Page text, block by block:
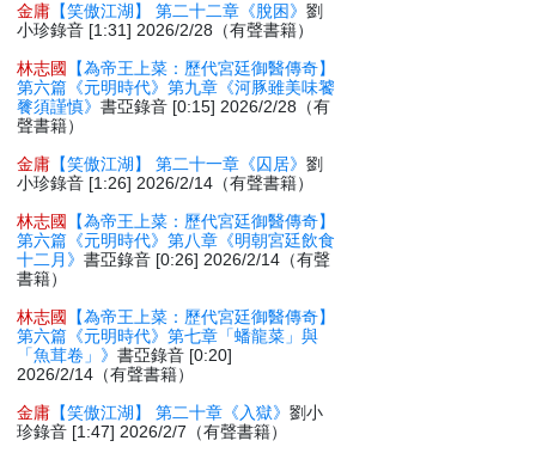
金庸 【笑傲江湖】 第二十二章《脫困》劉
小珍錄音 [1:31] 2026/2/28（有聲書籍）
林志國
【為帝王上菜：歷代宮廷御醫傳奇】
第六篇《元明時代》第九章《河豚雖美味饕
餮須謹慎》書亞錄音 [0:15] 2026/2/28（有
聲書籍）
金庸 【笑傲江湖】 第二十一章《囚居》劉
小珍錄音 [1:26] 2026/2/14（有聲書籍）
林志國
【為帝王上菜：歷代宮廷御醫傳奇】
第六篇《元明時代》第八章《明朝宮廷飲食
十二月》書亞錄音 [0:26] 2026/2/14（有聲
書籍）
林志國
【為帝王上菜：歷代宮廷御醫傳奇】
第六篇《元明時代》第七章「蟠龍菜」與
「魚茸卷」》書亞錄音 [0:20]
2026/2/14（有聲書籍）
金庸 【笑傲江湖】 第二十章《入獄》劉小
珍錄音 [1:47] 2026/2/7（有聲書籍）